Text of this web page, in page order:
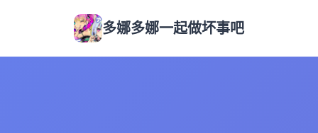
多娜多娜一起做坏事吧